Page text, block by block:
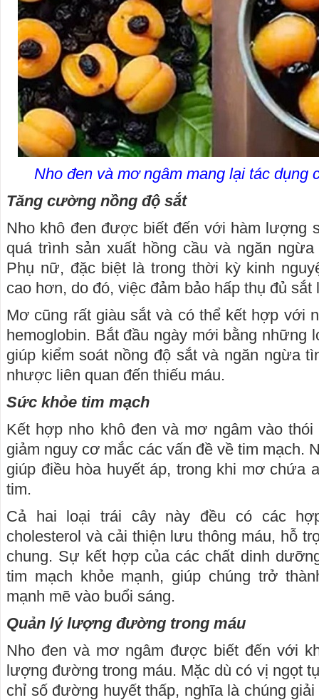
Nho đen và mơ ngâm mang lại tác dụng
Tăng cường nồng độ sắt
Nho khô đen được biết đến với hàm lượng
quá trình sản xuất hồng cầu và ngăn
Phụ nữ, đặc biệt là trong thời kỳ kinh
cao hơn, do đó, việc đảm bảo hấp thụ đủ sắt
Mơ cũng rất giàu sắt và có thể kết hợp với
hemoglobin. Bắt đầu ngày mới bằng những
giúp kiểm soát nồng độ sắt và ngăn ngừa
nhược liên quan đến thiếu máu.
Sức khỏe tim mạch
Kết hợp nho khô đen và mơ ngâm vào
giảm nguy cơ mắc các vấn đề về tim mạch.
giúp điều hòa huyết áp, trong khi mơ chứa
tim.
Cả hai loại trái cây này đều có các
cholesterol và cải thiện lưu thông máu, hỗ
chung. Sự kết hợp của các chất dinh
tim mạch khỏe mạnh, giúp chúng trở
mạnh mẽ vào buổi sáng.
Quản lý lượng đường trong máu
Nho đen và mơ ngâm được biết đến với
lượng đường trong máu. Mặc dù có vị ngọt
chỉ số đường huyết thấp, nghĩa là chúng